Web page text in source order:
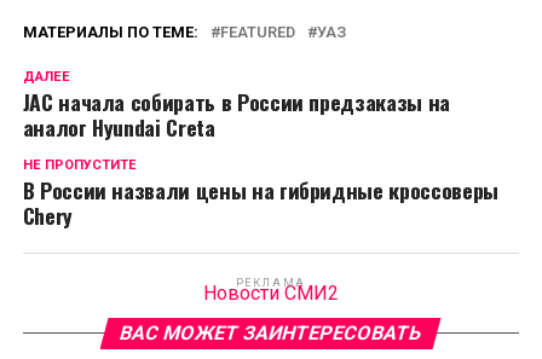
МАТЕРИАЛЫ ПО ТЕМЕ: FEATURED УАЗ
ДАЛЕЕ
JAC начала собирать в России предзаказы на
аналог Hyundai Creta
НЕ ПРОПУСТИТЕ
В России назвали цены на гибридные кроссоверы
Chery
РЕКЛАМА
Новости СМИ2
ВАС МОЖЕТ ЗАИНТЕРЕСОВАТЬ